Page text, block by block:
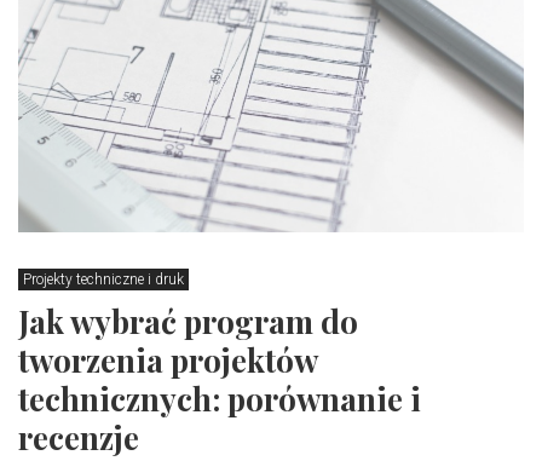
Projekty techniczne i druk
Jak wybrać program do
tworzenia projektów
technicznych: porównanie i
recenzje